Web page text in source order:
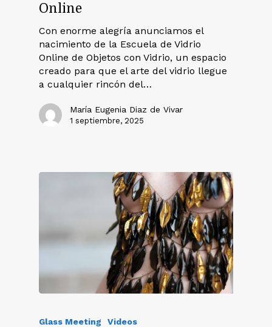
Online
Con enorme alegría anunciamos el
nacimiento de la Escuela de Vidrio
Online de Objetos con Vidrio, un espacio
creado para que el arte del vidrio llegue
a cualquier rincón del…
María Eugenia Diaz de Vivar
1 septiembre, 2025
Glass Meeting Videos